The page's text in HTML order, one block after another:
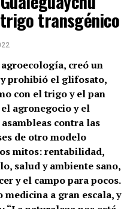
transgénico
creó un
prohibió el glifosato,
con el trigo y el pan
agronegocio y el
contra las
de otro modelo
mitos: rentabilidad,
salud y ambiente sano,
y el campo para pocos.
a gran escala, y